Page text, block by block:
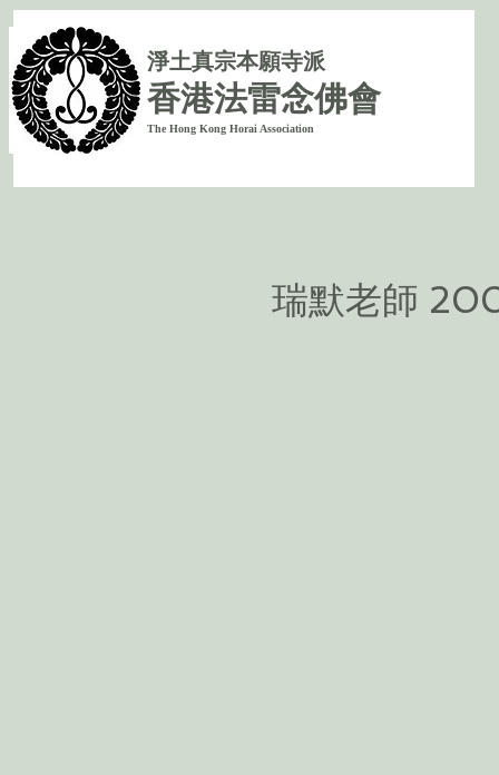
淨土真宗本願寺派
香港法雷念佛會
The Hong Kong Horai Association
瑞默老師